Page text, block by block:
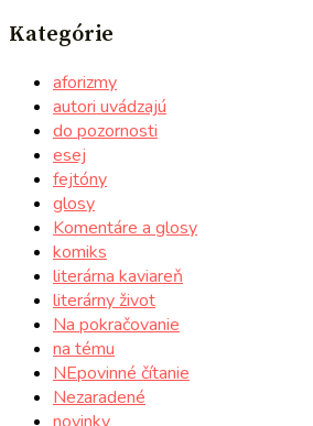
Kategórie
aforizmy
autori uvádzajú
do pozornosti
esej
fejtóny
glosy
Komentáre a glosy
komiks
literárna kaviareň
literárny život
Na pokračovanie
na tému
NEpovinné čítanie
Nezaradené